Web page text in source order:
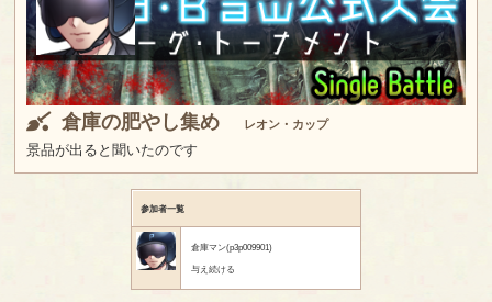
倉庫の肥やし集め レオン・カップ
景品が出ると聞いたのです
参加者一覧
倉庫マン(p3p009901)
与え続ける